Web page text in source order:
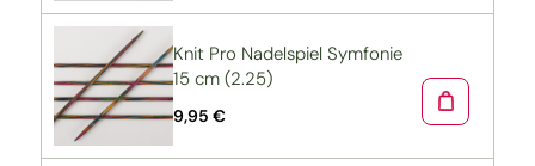
Knit Pro Nadelspiel Symfonie
15 cm (2.25)
9,95 €